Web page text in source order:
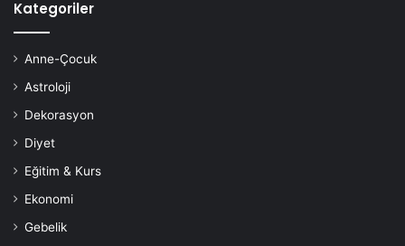
Kategoriler
Anne-Çocuk
Astroloji
Dekorasyon
Diyet
Eğitim & Kurs
Ekonomi
Gebelik